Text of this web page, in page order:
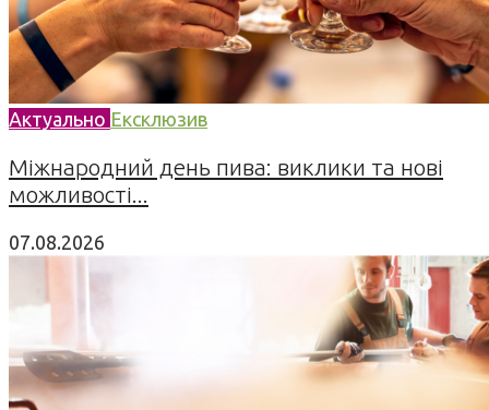
Актуально Ексклюзив
Міжнародний день пива: виклики та нові
можливості...
07.08.2026